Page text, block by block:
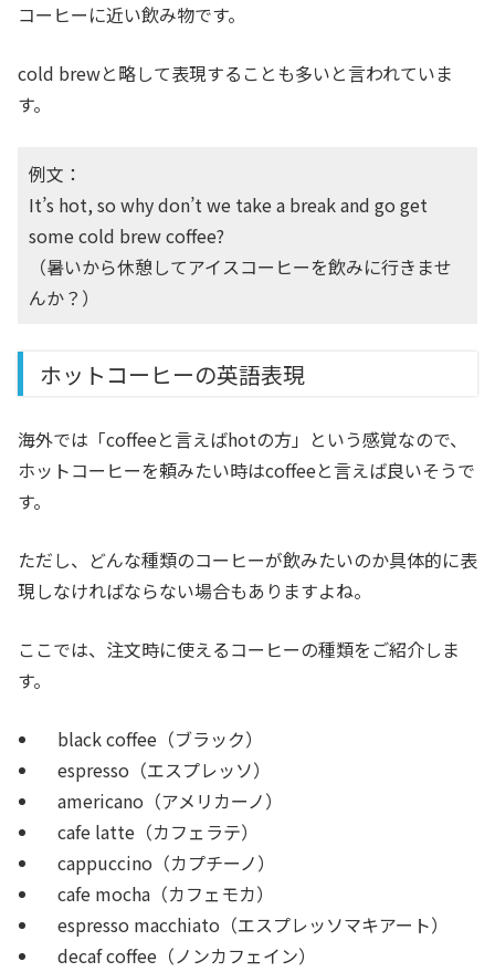
コーヒーに近い飲み物です。
cold brewと略して表現することも多いと言われていま
す。
例文：
It’s hot, so why don’t we take a break and go get
some cold brew coffee?
（暑いから休憩してアイスコーヒーを飲みに行きませ
んか？）
ホットコーヒーの英語表現
海外では「coffeeと言えばhotの方」という感覚なので、
ホットコーヒーを頼みたい時はcoffeeと言えば良いそうで
す。
ただし、どんな種類のコーヒーが飲みたいのか具体的に表
現しなければならない場合もありますよね。
ここでは、注文時に使えるコーヒーの種類をご紹介しま
す。
black coffee（ブラック）
espresso（エスプレッソ）
americano（アメリカーノ）
cafe latte（カフェラテ）
cappuccino（カプチーノ）
cafe mocha（カフェモカ）
espresso macchiato（エスプレッソマキアート）
decaf coffee（ノンカフェイン）